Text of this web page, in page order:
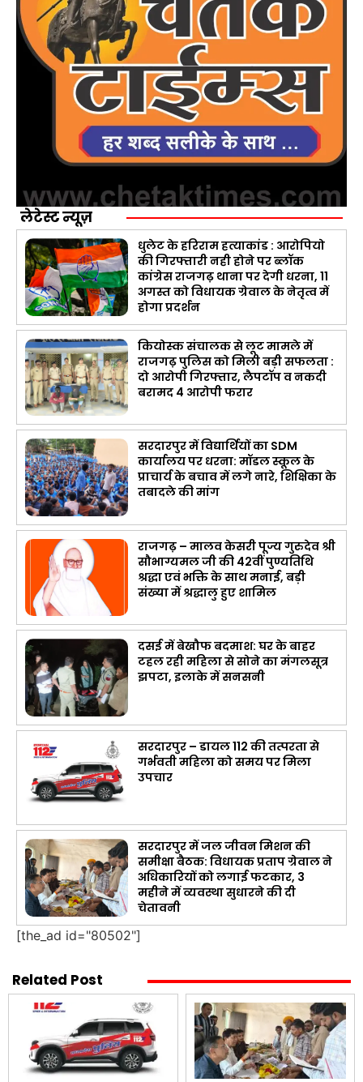
लेटेस्ट न्यूज़
धुलेट के हरिराम हत्याकांड : आरोपियो
की गिरफ्तारी नही होने पर ब्लॉक
कांग्रेस राजगढ़ थाना पर देगी धरना, 11
अगस्त को विधायक ग्रेवाल के नेतृत्व में
होगा प्रदर्शन
कियोस्क संचालक से लूट मामले में
राजगढ़ पुलिस को मिली बड़ी सफलता :
दो आरोपी गिरफ्तार, लैपटॉप व नकदी
बरामद 4 आरोपी फरार
सरदारपुर में विद्यार्थियों का SDM
कार्यालय पर धरना: मॉडल स्कूल के
प्राचार्य के बचाव में लगे नारे, शिक्षिका के
तबादले की मांग
राजगढ़ – मालव केसरी पूज्य गुरुदेव श्री
सौभाग्यमल जी की 42वीं पुण्यतिथि
श्रद्धा एवं भक्ति के साथ मनाई, बड़ी
संख्या में श्रद्धालु हुए शामिल
दसई में बेखौफ बदमाश: घर के बाहर
टहल रही महिला से सोने का मंगलसूत्र
झपटा, इलाके में सनसनी
सरदारपुर – डायल 112 की तत्परता से
गर्भवती महिला को समय पर मिला
उपचार
सरदारपुर में जल जीवन मिशन की
समीक्षा बैठक: विधायक प्रताप ग्रेवाल ने
अधिकारियों को लगाई फटकार, 3
महीने में व्यवस्था सुधारने की दी
चेतावनी
[the_ad id="80502"]
Related Post